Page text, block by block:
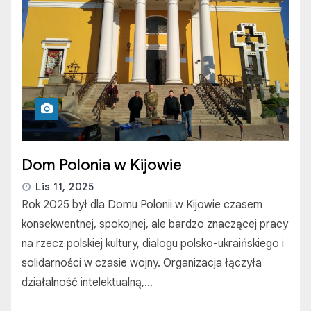
Dom Polonia w Kijowie
Lis 11, 2025
Rok 2025 był dla Domu Polonii w Kijowie czasem
konsekwentnej, spokojnej, ale bardzo znaczącej pracy
na rzecz polskiej kultury, dialogu polsko-ukraińskiego i
solidarności w czasie wojny. Organizacja łączyła
działalność intelektualną,…